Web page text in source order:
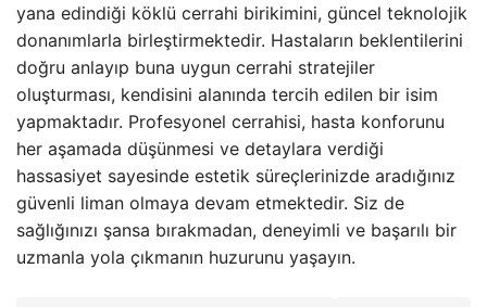
yana edindiği köklü cerrahi birikimini, güncel teknolojik
donanımlarla birleştirmektedir. Hastaların beklentilerini
doğru anlayıp buna uygun cerrahi stratejiler
oluşturması, kendisini alanında tercih edilen bir isim
yapmaktadır. Profesyonel cerrahisi, hasta konforunu
her aşamada düşünmesi ve detaylara verdiği
hassasiyet sayesinde estetik süreçlerinizde aradığınız
güvenli liman olmaya devam etmektedir. Siz de
sağlığınızı şansa bırakmadan, deneyimli ve başarılı bir
uzmanla yola çıkmanın huzurunu yaşayın.